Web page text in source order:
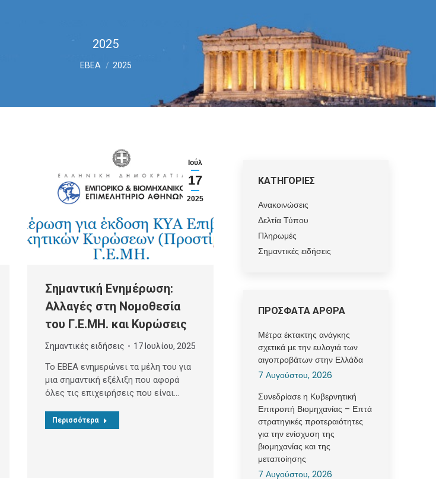
2025
ΕΒΕΑ 2025
Ιούλ
17
2025
Σημαντική Ενημέρωση:
Αλλαγές στη Νομοθεσία
του Γ.Ε.ΜΗ. και Κυρώσεις
Σημαντικές ειδήσεις 17 Ιουλίου, 2025
To EBEA ενημερώνει τα μέλη του για
μια σημαντική εξέλιξη που αφορά
όλες τις επιχειρήσεις που είναι…
Περισσότερα
ΚΑΤΗΓΟΡΙΕΣ
Ανακοινώσεις
Δελτία Τύπου
Πληρωμές
Σημαντικές ειδήσεις
ΠΡΟΣΦΑΤΑ ΑΡΘΡΑ
Μέτρα έκτακτης ανάγκης
σχετικά με την ευλογιά των
αιγοπροβάτων στην Ελλάδα
7 Αυγούστου, 2026
Συνεδρίασε η Κυβερνητική
Επιτροπή Βιομηχανίας – Επτά
στρατηγικές προτεραιότητες
για την ενίσχυση της
βιομηχανίας και της
μεταποίησης
7 Αυγούστου, 2026